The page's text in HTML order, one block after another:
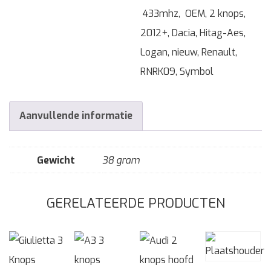
433mhz, OEM, 2 knops,
2012+,Dacia,Hitag-Aes,
Logan,nieuw,Renault,
RNRK09,Symbol
Aanvullende informatie
Gewicht 38 gram
GERELATEERDE PRODUCTEN